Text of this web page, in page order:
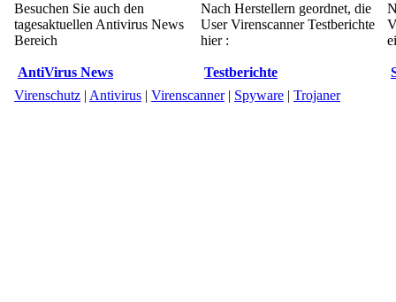
Besuchen Sie auch den
tagesaktuellen Antivirus News
Bereich
AntiVirus News
Nach Herstellern geordnet, die
User Virenscanner Testberichte
hier :
Testberichte
Virenschutz | Antivirus | Virenscanner| Spyware | Trojaner